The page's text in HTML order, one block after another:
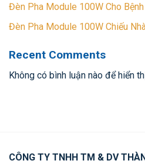
Đèn Pha Module 100W Cho
Đèn Pha Module 100W Chiếu
Recent Comments
Không có bình luận nào để hiển
CÔNG TY TNHH TM & DV